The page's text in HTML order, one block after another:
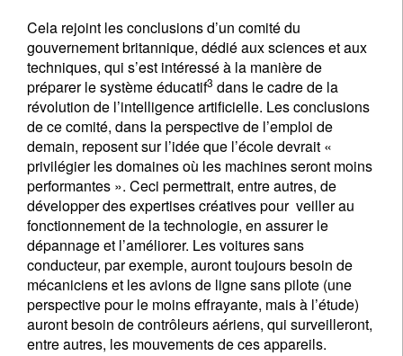
Cela rejoint les conclusions d’un comité du
gouvernement britannique, dédié aux sciences et aux
techniques, qui s’est intéressé à la manière de
préparer le système éducatif3 dans le cadre de la
révolution de l’intelligence artificielle. Les conclusions
de ce comité, dans la perspective de l’emploi de
demain, reposent sur l’idée que l’école devrait «
privilégier les domaines où les machines seront moins
performantes ». Ceci permettrait, entre autres, de
développer des expertises créatives pour veiller au
fonctionnement de la technologie, en assurer le
dépannage et l’améliorer. Les voitures sans
conducteur, par exemple, auront toujours besoin de
mécaniciens et les avions de ligne sans pilote (une
perspective pour le moins effrayante, mais à l’étude)
auront besoin de contrôleurs aériens, qui surveilleront,
entre autres, les mouvements de ces appareils.